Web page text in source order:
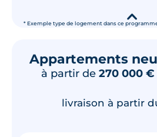
* Exemple type de logement dans ce
▾
Appartements
à partir de 270 000 €
livraison à partir